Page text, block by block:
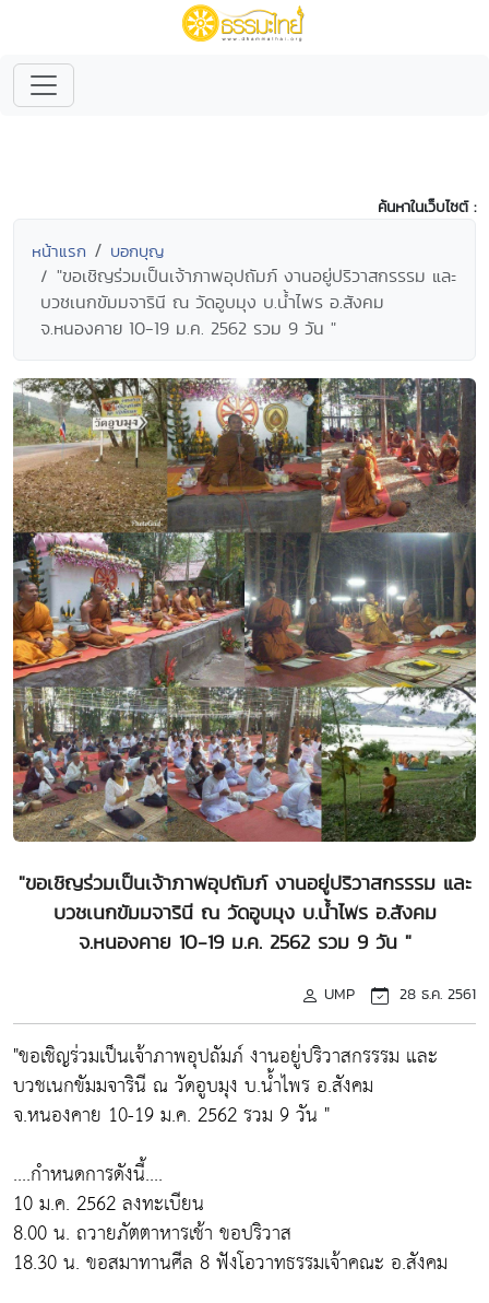
ค้นหาในเว็บไซต์ :
หน้าแรก บอกบุญ
"ขอเชิญร่วมเป็นเจ้าภาพอุปถัมภ์ งานอยู่ปริวาสกรรรม และ
บวชเนกขัมมจารินี ณ วัดอูบมุง บ.น้ำไพร อ.สังคม
จ.หนองคาย 10-19 ม.ค. 2562 รวม 9 วัน "
"ขอเชิญร่วมเป็นเจ้าภาพอุปถัมภ์ งานอยู่ปริวาสกรรรม และ
บวชเนกขัมมจารินี ณ วัดอูบมุง บ.น้ำไพร อ.สังคม
จ.หนองคาย 10-19 ม.ค. 2562 รวม 9 วัน "
UMP 28 ธ.ค. 2561
"ขอเชิญร่วมเป็นเจ้าภาพอุปถัมภ์ งานอยู่ปริวาสกรรรม และ
บวชเนกขัมมจารินี ณ วัดอูบมุง บ.น้ำไพร อ.สังคม
จ.หนองคาย 10-19 ม.ค. 2562 รวม 9 วัน "
....กำหนดการดังนี้....
10 ม.ค. 2562 ลงทะเบียน
8.00 น. ถวายภัตตาหารเช้า ขอปริวาส
18.30 น. ขอสมาทานศีล 8 ฟังโอวาทธรรมเจ้าคณะ อ.สังคม